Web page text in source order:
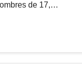
de 17,…